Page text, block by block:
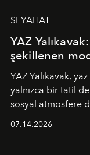
SEYAHAT
YAZ
şekillenen
YAZ Yalıkavak,
yalnızca bir tatil
sosyal atmosfere
07.14.2026